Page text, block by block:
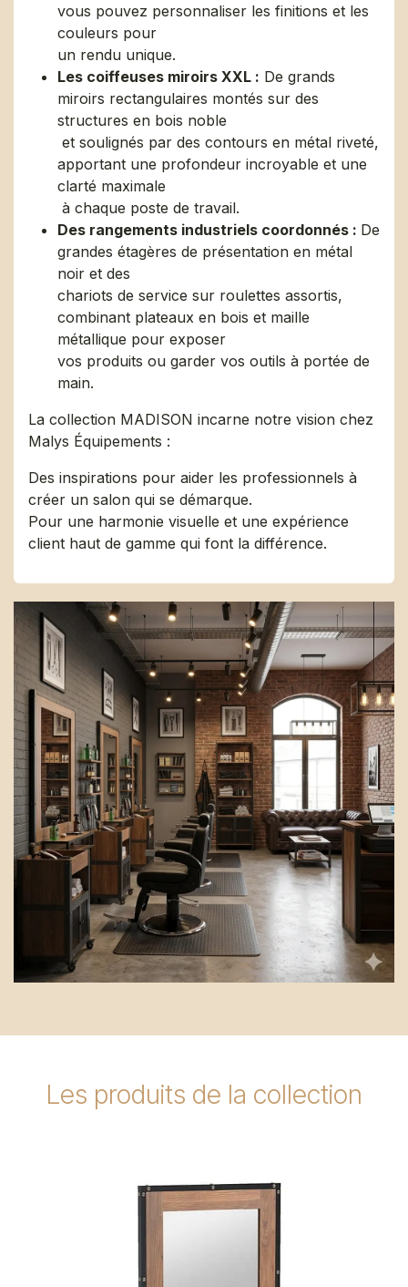
vous pouvez personnaliser les finitions et les
couleurs pour
un rendu unique. ​
Les coiffeuses miroirs XXL : De grands
miroirs rectangulaires montés sur des
structures en bois noble
et soulignés par des contours en métal riveté,
apportant une profondeur incroyable et une
clarté maximale
à chaque poste de travail. ​
Des rangements industriels coordonnés : De
grandes étagères de présentation en métal
noir et des
chariots de service sur roulettes assortis,
combinant plateaux en bois et maille
métallique pour exposer
vos produits ou garder vos outils à portée de
main. ​
La collection MADISON incarne notre vision chez
Malys Équipements :
Des inspirations pour aider les professionnels à
créer un salon qui se démarque.
Pour une harmonie visuelle et une expérience
client haut de gamme qui font la différence.
Les produits de la collection